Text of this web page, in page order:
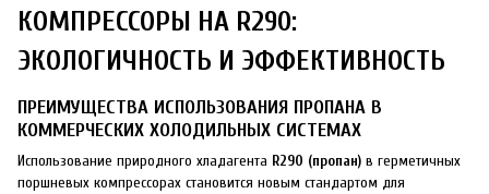
КОМПРЕССОРЫ НА R290:
ЭКОЛОГИЧНОСТЬ И ЭФФЕКТИВНОСТЬ
ПРЕИМУЩЕСТВА ИСПОЛЬЗОВАНИЯ ПРОПАНА В
КОММЕРЧЕСКИХ ХОЛОДИЛЬНЫХ СИСТЕМАХ
Использование природного хладагента R290 (пропан) в герметичных
поршневых компрессорах становится новым стандартом для